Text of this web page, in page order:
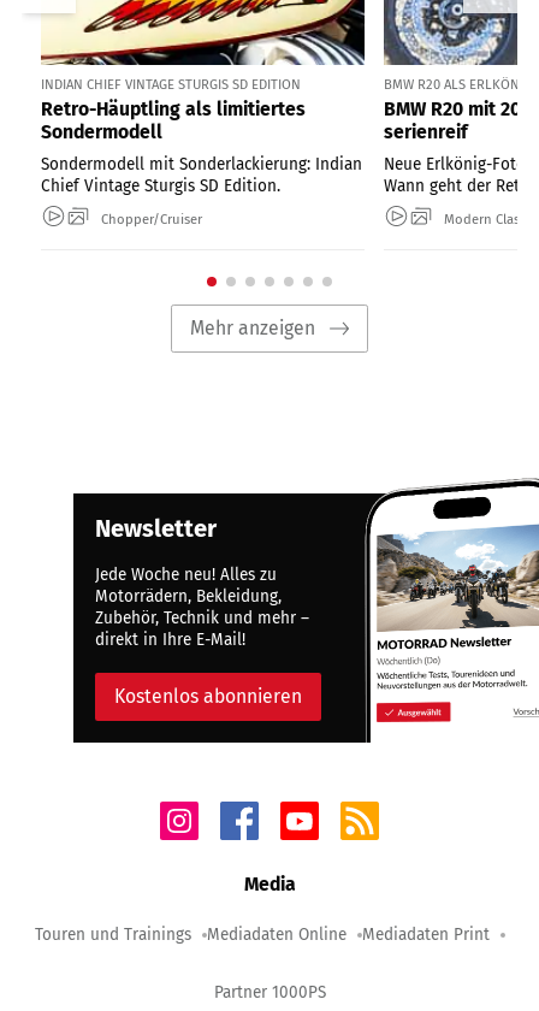
INDIAN CHIEF VINTAGE STURGIS SD EDITION
Retro-Häuptling als limitiertes
Sondermodell
Sondermodell mit Sonderlackierung: Indian
Chief Vintage Sturgis SD Edition.
Chopper/Cruiser
BMW R20 ALS ERLKÖNIG
BMW R20 mit
serienreif
Neue Erlkönig-Fotos
Wann geht der
Modern Classic
Mehr anzeigen
Newsletter
Jede Woche neu! Alles zu
Motorrädern, Bekleidung,
Zubehör, Technik und mehr –
direkt in Ihre E-Mail!
Kostenlos abonnieren
Media
Touren und Trainings Mediadaten Online Mediadaten Print
Partner 1000PS